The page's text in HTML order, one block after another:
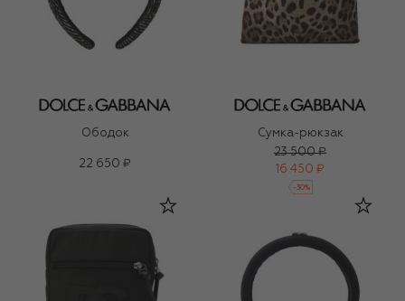
Ободок
22 650 ₽
Сумка-рюкзак
23 500 ₽
16 450 ₽
-30%